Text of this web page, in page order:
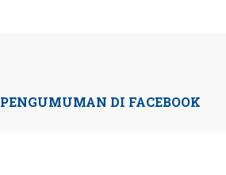
PENGUMUMAN DI FACEBOOK